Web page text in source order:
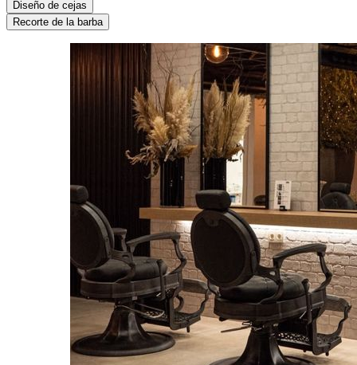
Diseño de cejas
Recorte de la barba